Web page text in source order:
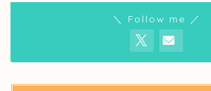
＼ Follow me ／